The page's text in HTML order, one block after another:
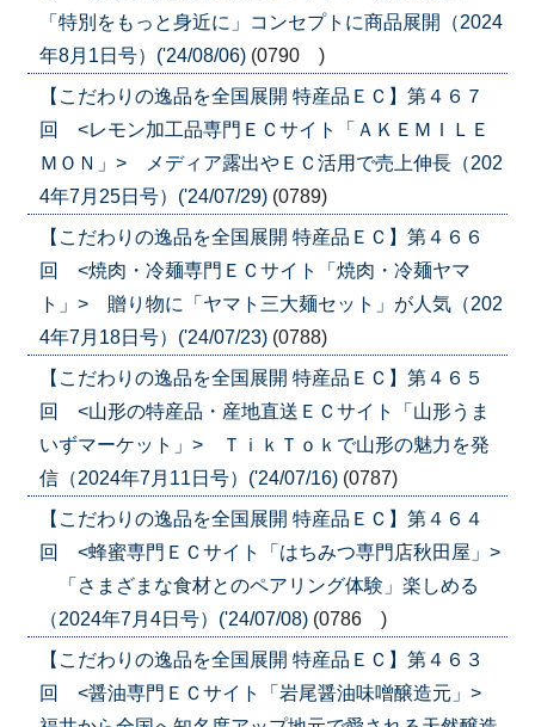
「特別をもっと身近に」コンセプトに商品展開（2024
年8月1日号）('24/08/06) (0790 )
【こだわりの逸品を全国展開 特産品ＥＣ】第４６７
回 <レモン加工品専門ＥＣサイト「ＡＫＥＭＩＬＥ
ＭＯＮ」> メディア露出やＥＣ活用で売上伸長（202
4年7月25日号）('24/07/29) (0789)
【こだわりの逸品を全国展開 特産品ＥＣ】第４６６
回 <焼肉・冷麺専門ＥＣサイト「焼肉・冷麺ヤマ
ト」> 贈り物に「ヤマト三大麺セット」が人気（202
4年7月18日号）('24/07/23) (0788)
【こだわりの逸品を全国展開 特産品ＥＣ】第４６５
回 <山形の特産品・産地直送ＥＣサイト「山形うま
いずマーケット」> ＴｉｋＴｏｋで山形の魅力を発
信（2024年7月11日号）('24/07/16) (0787)
【こだわりの逸品を全国展開 特産品ＥＣ】第４６４
回 <蜂蜜専門ＥＣサイト「はちみつ専門店秋田屋」>
「さまざまな食材とのペアリング体験」楽しめる
（2024年7月4日号）('24/07/08) (0786 )
【こだわりの逸品を全国展開 特産品ＥＣ】第４６３
回 <醤油専門ＥＣサイト「岩尾醤油味噌醸造元」>